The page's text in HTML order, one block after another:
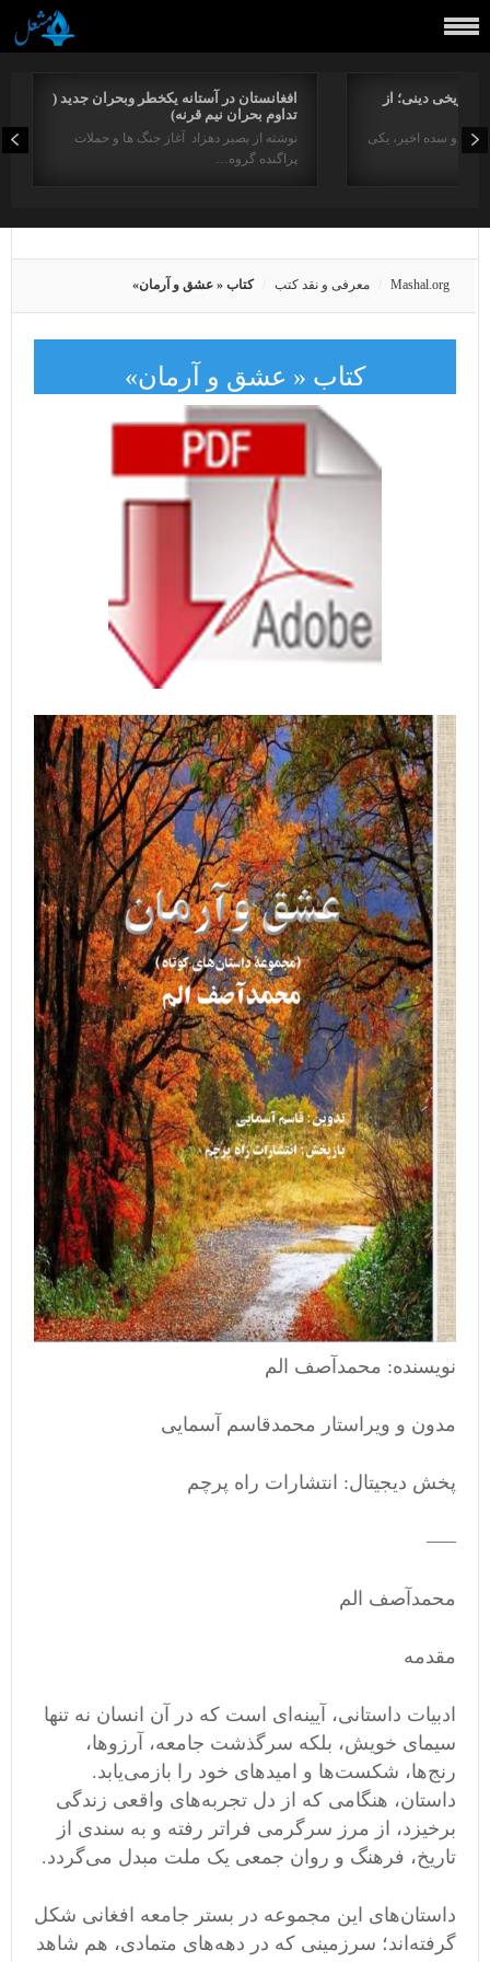
افغانستان در آستانه یکخطر وبحران جدید (
تداوم بحران نیم قرنه)
نوشته از بصیر دهزاد آغاز جنگ ها و حملات
پراگنده گروه…
دینی؛ از
در دو سده اخیر، یکی
Mashal.org معرفی و نقد کتب کتاب « عشق و آرمان»
کتاب « عشق و آرمان»
نویسنده: محمدآصف الم
مدون و ویراستار محمدقاسم آسمایی
پخش دیجیتال: انتشارات راه پرچم
—–
محمدآصف الم
مقدمه
ادبیات داستانی، آیینه‌ای است که در آن انسان نه تنها
سیمای خویش، بلکه سرگذشت جامعه، آرزوها،
رنج‌ها، شکست‌ها و امیدهای خود را بازمی‌یابد.
داستان، هنگامی که از دل تجربه‌های واقعی زندگی
برخیزد، از مرز سرگرمی فراتر رفته و به سندی از
تاریخ، فرهنگ و روان جمعی یک ملت مبدل می‌گردد.
داستان‌های این مجموعه در بستر جامعه افغانی شکل
گرفته‌اند؛ سرزمینی که در دهه‌های متمادی، هم شاهد